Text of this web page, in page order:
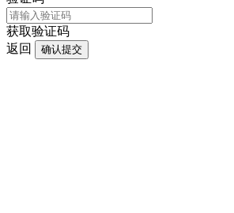
获取验证码
返回
确认提交